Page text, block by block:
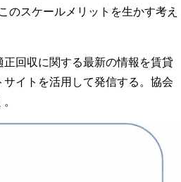
のスケールメリットを生かす考え
回収に関する最新の情報を賃貸
イトを活用して発信する。協会